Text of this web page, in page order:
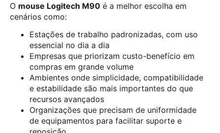
O mouse Logitech M90 é a melhor escolha em
cenários como:
Estações de trabalho padronizadas, com uso
essencial no dia a dia
Empresas que priorizam custo-benefício em
compras em grande volume
Ambientes onde simplicidade, compatibilidade
e estabilidade são mais importantes do que
recursos avançados
Organizações que precisam de uniformidade
de equipamentos para facilitar suporte e